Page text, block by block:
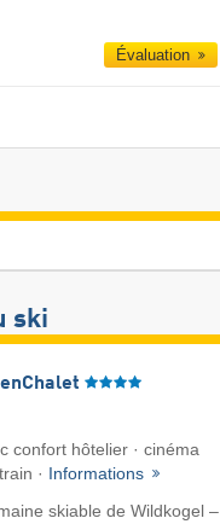
Évaluation
ski
confort hôtelier · cinéma
· Informations
skiable de Wildkogel –